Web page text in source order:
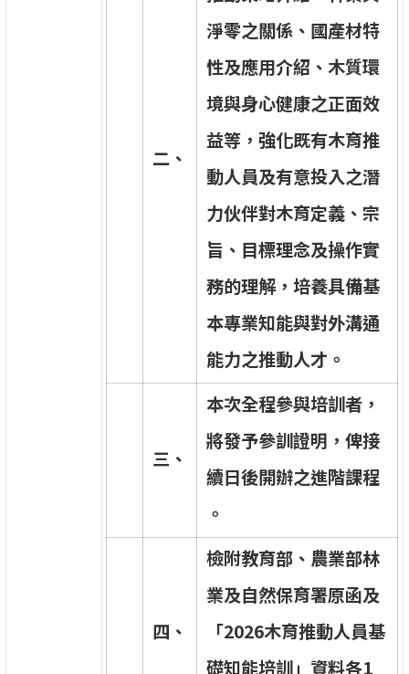
二、
淨零之關係、 國產材特
性及應用介紹 、 木質環
境與身心健康之正面效
益等， 強化既有木育推
動人員及有意投入之潛
力伙伴對木育定義、 宗
旨 、 目標理念及操作實
務的理解， 培養具備基
本專業知能與對外溝通
能力之推動人才 。
三 、
本次全程參與培訓者，
將發予參訓證明 ， 俾接
續日後開辦之進階課程
。
四 、
檢附教育部、 農業部林
業及自然保育署原函及
「2026木育推動人員基
礎知能培訓」 資料各1